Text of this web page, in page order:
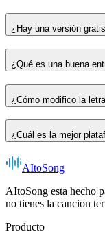
¿Hay una versión
¿Qué es una buena
¿Cómo modifico la
¿Cuál es la mejor
AItoSong
AItoSong esta hecho
no tienes la cancion
Producto